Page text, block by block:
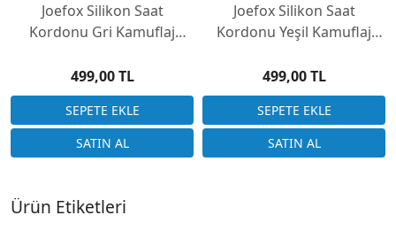
Joefox Silikon Saat
Kordonu Gri Kamuflaj
model
499,00 TL
Joefox Silikon Saat
Kordonu Yeşil Kamuflaj
model
499,00 TL
Ürün Etiketleri